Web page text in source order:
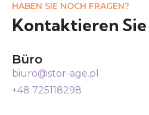
HABEN SIE NOCH FRAGEN?
Kontaktieren Sie
Büro
biuro@stor-age.pl
+48 725118298